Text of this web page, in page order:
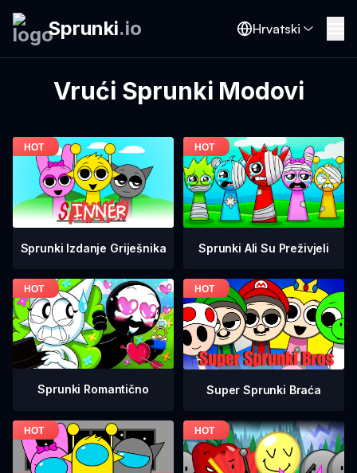
Sprunki.io Hrvatski
Vrući Sprunki Modovi
Sprunki Izdanje Griješnika Sprunki Ali Su Preživjeli
Sprunki Romantično Super Sprunki Braća